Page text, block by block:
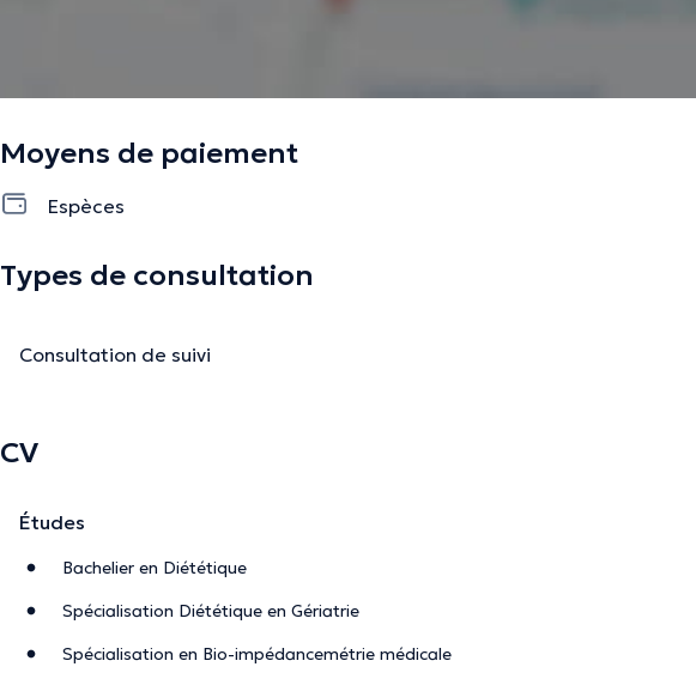
Moyens de paiement
Espèces
Types de consultation
Consultation de suivi
CV
Études
Bachelier en Diététique
Spécialisation Diététique en Gériatrie
Spécialisation en Bio-impédancemétrie médicale